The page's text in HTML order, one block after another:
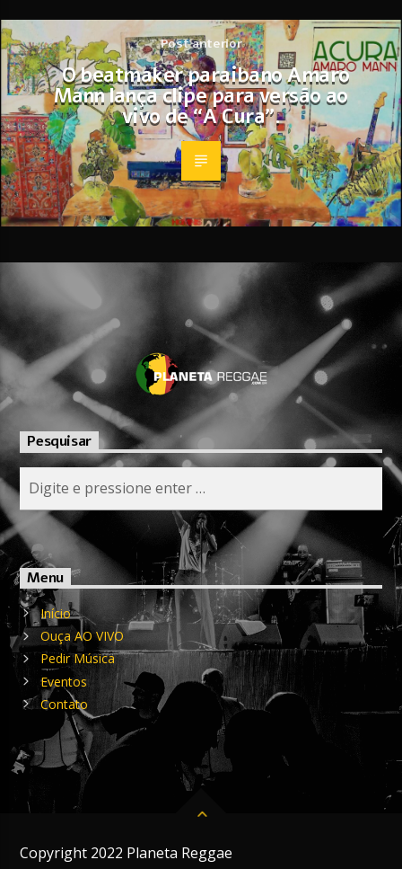
Post anterior
O beatmaker paraibano Amaro
Mann lança clipe para versão ao
vivo de “A Cura”.
Pesquisar
Menu
Início
Ouça AO VIVO
Pedir Música
Eventos
Contato
Copyright 2022 Planeta Reggae